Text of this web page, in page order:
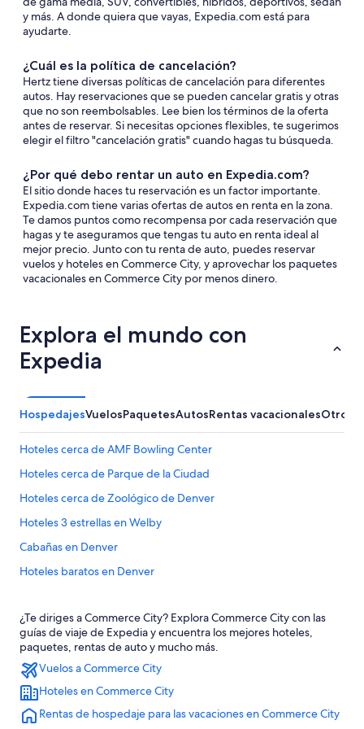
y más. A donde quiera que vayas, Expedia.com está para
ayudarte.
¿Cuál es la política de cancelación?
Hertz tiene diversas políticas de cancelación para diferentes
autos. Hay reservaciones que se pueden cancelar gratis y otras
que no son reembolsables. Lee bien los términos de la oferta
antes de reservar. Si necesitas opciones flexibles, te sugerimos
elegir el filtro "cancelación gratis" cuando hagas tu búsqueda.
¿Por qué debo rentar un auto en Expedia.com?
El sitio donde haces tu reservación es un factor importante.
Expedia.com tiene varias ofertas de autos en renta en la zona.
Te damos puntos como recompensa por cada reservación que
hagas y te aseguramos que tengas tu auto en renta ideal al
mejor precio. Junto con tu renta de auto, puedes reservar
vuelos y hoteles en Commerce City, y aprovechar los paquetes
vacacionales en Commerce City por menos dinero.
Explora el mundo con
Expedia
HospedajesVuelosPaquetesAutosRentas vacacionalesOtros
Hoteles cerca de AMF Bowling Center
Hoteles cerca de Parque de la Ciudad
Hoteles cerca de Zoológico de Denver
Hoteles 3 estrellas en Welby
Cabañas en Denver
Hoteles baratos en Denver
Moteles en Denver
Hoteles cerca de Rocky Mountain Arsenal National Wildlife
Refuge Visitor Center
Hoteles en Centro de Denver
Hoteles cerca de National Western Complex
¿Te diriges a Commerce City? Explora Commerce City con las
guías de viaje de Expedia y encuentra los mejores hoteles,
paquetes, rentas de auto y mucho más.
Vuelos a Commerce City
Hoteles en Commerce City
Rentas de hospedaje para las vacaciones en Commerce City